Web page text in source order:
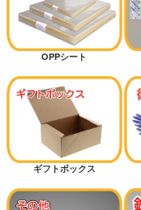
OPPシート
ギフトボックス